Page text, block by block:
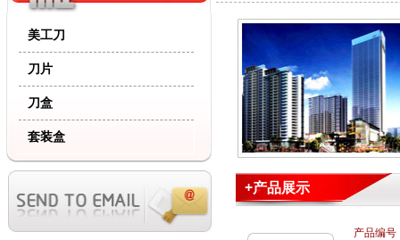
美工刀
刀片
刀盒
套装盒
+产品展示
产品编号